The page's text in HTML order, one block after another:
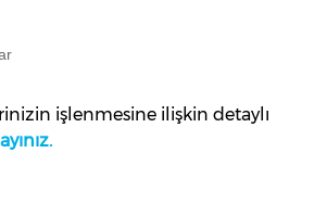
işlenmesine ilişkin detaylı